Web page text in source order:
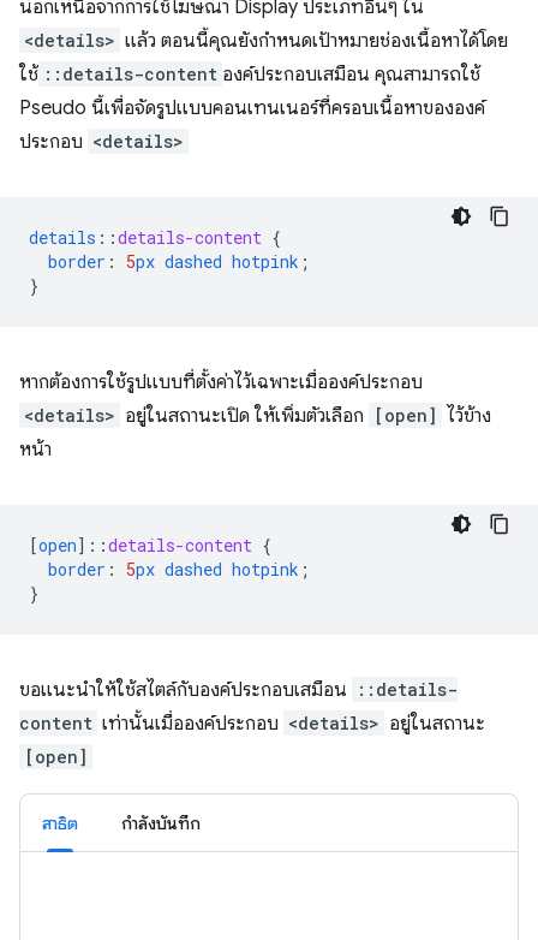
นอกเหนือจากการใช้โฆษณา Display ประเภทอื่นๆ ใน
<details> แล้ว ตอนนี้คุณยังกำหนดเป้าหมายช่องเนื้อหาได้โดย
ใช้ ::details-content องค์ประกอบเสมือน คุณสามารถใช้
Pseudo นี้เพื่อจัดรูปแบบคอนเทนเนอร์ที่ครอบเนื้อหาขององค์
ประกอบ <details>
details ::details-content {
border : 5px dashed hotpink ;
}
หากต้องการใช้รูปแบบที่ตั้งค่าไว้เฉพาะเมื่อองค์ประกอบ
<details> อยู่ในสถานะเปิด ให้เพิ่มตัวเลือก [open] ไว้ข้าง
หน้า
[open] ::details-content {
border : 5px dashed hotpink ;
}
ขอแนะนำให้ใช้สไตล์กับองค์ประกอบเสมือน
::details-
content เท่านั้นเมื่อองค์ประกอบ <details> อยู่ในสถานะ
[open]
สาธิต กำลังบันทึก